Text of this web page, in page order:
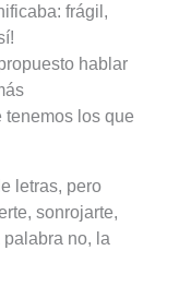
frágil,
hablar
tenemos los que
letras, pero
sonrojarte,
no, la